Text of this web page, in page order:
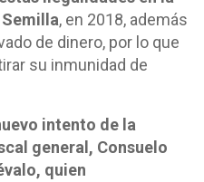
, en 2018, además
de dinero, por lo que
su inmunidad de
intento de la
general, Consuelo
quien